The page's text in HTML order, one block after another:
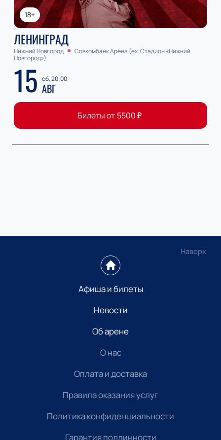
18+
ЛЕНИНГРАД
Нижний Новгород
Совкомбанк Арена (ex. Стадион «Нижний
Новгород»)
15 сб, 20:00
АВГ
Билеты от 5500₽
Наверх
Афиша и билеты
Новости
Об арене
О нас
Оплата и доставка
Правила оказания услуг
Политика конфиденциальности
Гарантия подлинности